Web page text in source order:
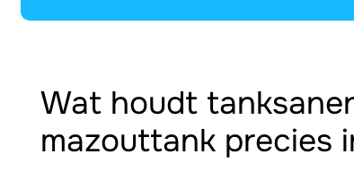
Wat houdt
mazouttank precies